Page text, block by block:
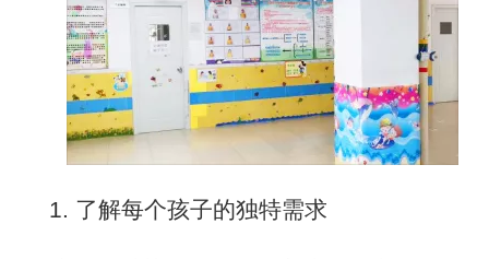
1. 了解每个孩子的独特需求